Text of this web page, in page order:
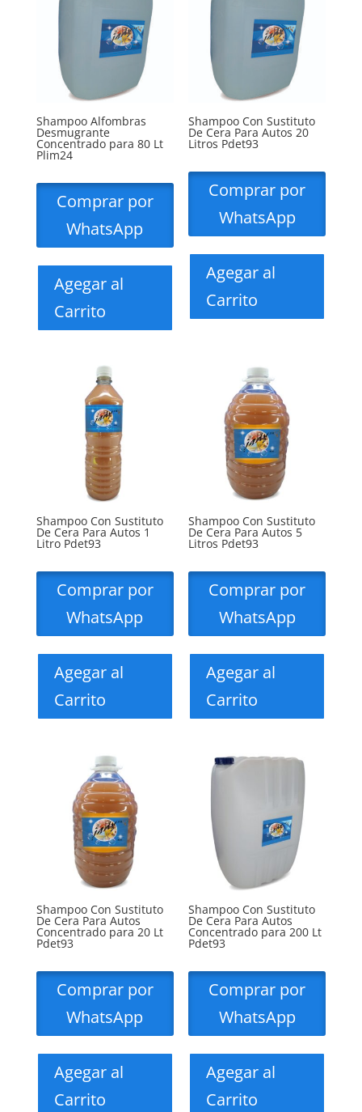
Shampoo Alfombras
Desmugrante
Concentrado para 80 Lt
Plim24
Comprar por
WhatsApp
Agegar al
Carrito
Shampoo Con Sustituto
De Cera Para Autos 20
Litros Pdet93
Comprar por
WhatsApp
Agegar al
Carrito
Shampoo Con Sustituto
De Cera Para Autos 1
Litro Pdet93
Comprar por
WhatsApp
Agegar al
Carrito
Shampoo Con Sustituto
De Cera Para Autos 5
Litros Pdet93
Comprar por
WhatsApp
Agegar al
Carrito
Shampoo Con Sustituto
De Cera Para Autos
Concentrado para 20 Lt
Pdet93
Comprar por
WhatsApp
Agegar al
Carrito
Shampoo Con Sustituto
De Cera Para Autos
Concentrado para 200 Lt
Pdet93
Comprar por
WhatsApp
Agegar al
Carrito